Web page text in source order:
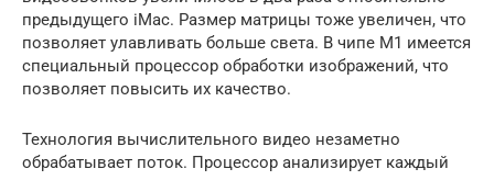
предыдущего iMac. Размер матрицы тоже увеличен, что
позволяет улавливать больше света. В чипе M1 имеется
специальный процессор обработки изображений, что
позволяет повысить их качество.
Технология вычислительного видео незаметно
обрабатывает поток. Процессор анализирует каждый